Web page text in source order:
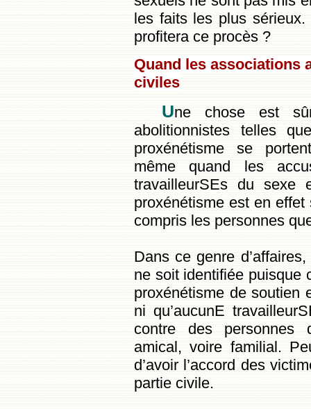
les faits les plus
profitera ce procès ?
Quand les associations
civiles
Une chose est
abolitionnistes telles
proxénétisme se
même quand les
travailleurSEs du sexe
proxénétisme est en
compris les personnes
Dans ce genre
ne soit identifiée puisque
proxénétisme de soutien
ni qu’aucunE
contre des personnes
amical, voire familial.
d’avoir l’accord des
partie civile.